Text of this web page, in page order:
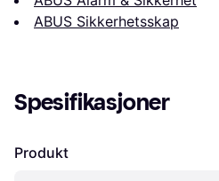
ABUS Sikkerhetsskap
Spesifikasjoner
Produkt